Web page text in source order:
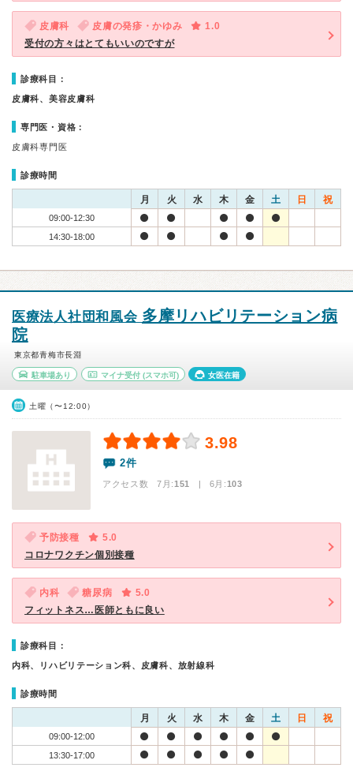
皮膚科 皮膚の発疹・かゆみ
1.0
受付の方々はとてもいいのですが
診療科目：
皮膚科、美容皮膚科
専門医・資格：
皮膚科専門医
診療時間
月 火 水 木 金 土 日 祝
09:00-12:30
14:30-18:00
医療法人社団和風会 多摩リハビリテーション病
院
東京都青梅市長淵
駐車場あり マイナ受付(スマホ可) 女医在籍
土曜（〜12:00）
3.98
2件
アクセス数 7月:151 | 6月:103
予防接種
5.0
コロナワクチン個別接種
内科 糖尿病
5.0
フィットネス…医師ともに良い
診療科目：
内科、リハビリテーション科、皮膚科、放射線科
診療時間
月 火 水 木 金 土 日 祝
09:00-12:00
13:30-17:00